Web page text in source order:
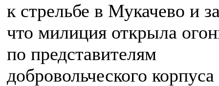
к стрельбе в Мукачево и
что милиция открыла
по представителям
добровольческого корпуса